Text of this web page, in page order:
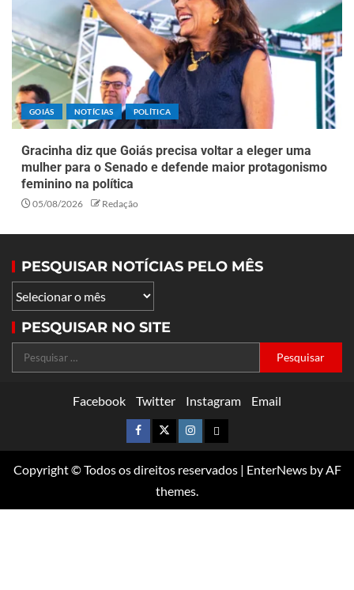
GOIÁS NOTÍCIAS POLÍTICA
Gracinha diz que Goiás precisa voltar a eleger uma
mulher para o Senado e defende maior protagonismo
feminino na política
05/08/2026 Redação
PESQUISAR NOTÍCIAS PELO MÊS
PESQUISAR NO SITE
Facebook Twitter Instagram Email
Copyright © Todos os direitos reservados | EnterNewsby AF
themes.